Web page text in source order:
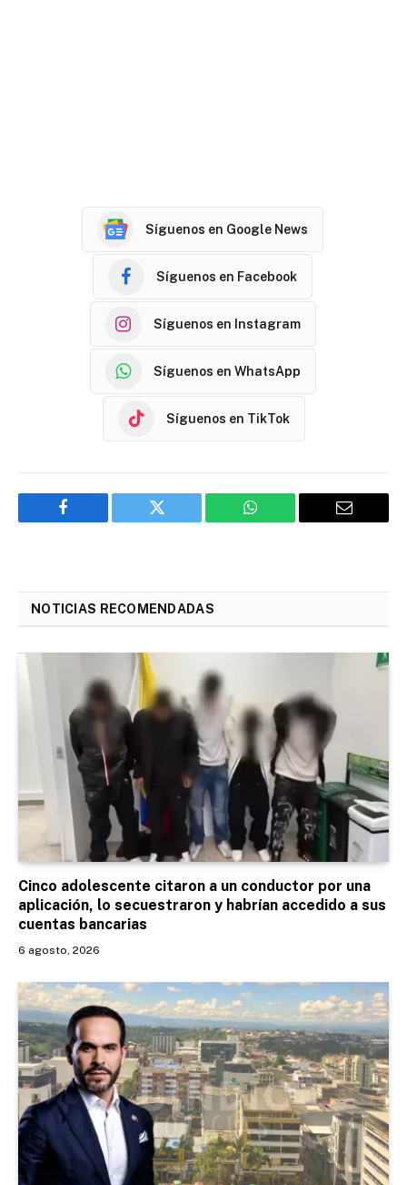
Síguenos en Google News
Síguenos en Facebook
Síguenos en Instagram
Síguenos en WhatsApp
Síguenos en TikTok
Facebook Twitter WhatsApp Email
NOTICIAS RECOMENDADAS
Cinco adolescente citaron a un conductor por una
aplicación, lo secuestraron y habrían accedido a sus
cuentas bancarias
6 agosto, 2026